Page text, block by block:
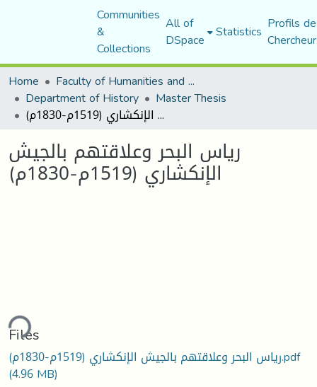
Communities
&
Collections
All of
DSpace Statistics Profils
Home
Faculty of Humanities and Social Sciences
Department of History Master Thesis
رياس البحر وعلاقتهم بالجيش الإنكشاري (1519م-1830م)
رياس البحر وعلاقتهم بالجيش
الإنكشاري (1519م-1830م)
Files
رياس البحر وعلاقتهم بالجيش الإنكشاري (1519م-1830م).pdf
(4.96 MB)